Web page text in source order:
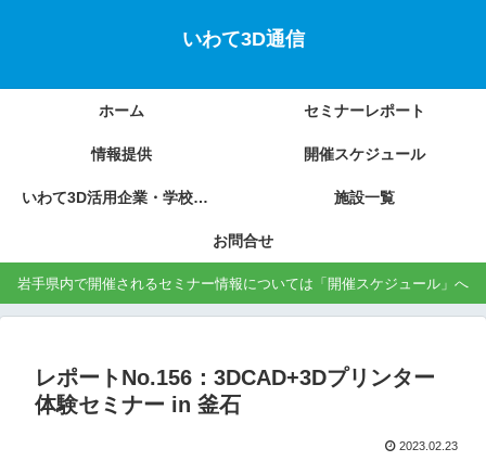
いわて3D通信
ホーム セミナーレポート
情報提供 開催スケジュール
いわて3D活用企業・学校の紹介 施設一覧
お問合せ
岩手県内で開催されるセミナー情報については「開催スケジュール」へ
レポートNo.156：3DCAD+3Dプリンター
体験セミナー in 釜石
2023.02.23